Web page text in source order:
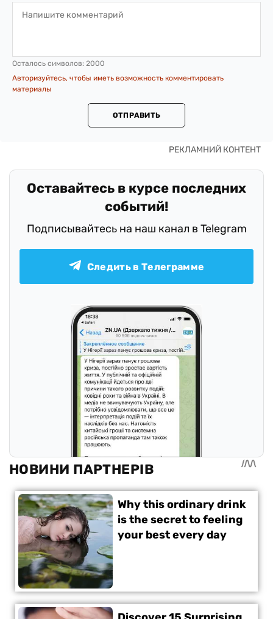
Осталось символов: 2000
Авторизуйтесь, чтобы иметь возможность комментировать
материалы
ОТПРАВИТЬ
Оставайтесь в курсе последних
событий!
Подписывайтесь на наш канал в Telegram
Следить в Телеграмме